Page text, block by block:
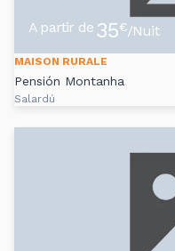
A partir de 35€/Nuit
MAISON RURALE
Pensión Montanha
Salardú